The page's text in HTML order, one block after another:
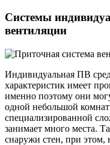
Системы
вентиляции
Индивидуальная ПВ
характеристик имеет
именно поэтому они
одной небольшой
специализированной
занимает много места.
снаружи стен, при этом,